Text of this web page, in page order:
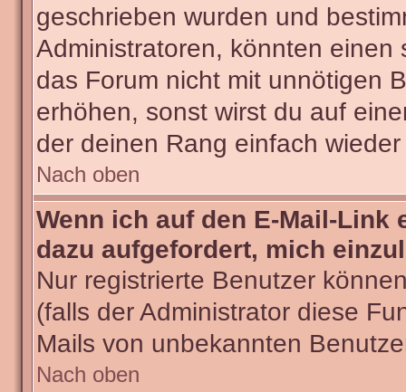
geschrieben wurden und
Administratoren, könnten
das Forum nicht mit unnötigen
erhöhen, sonst wirst du auf
der deinen Rang einfach
Nach oben
Wenn ich auf den E-Mail-
dazu aufgefordert, mich
Nur registrierte Benutzer
(falls der Administrator diese
Mails von unbekannten
Nach oben